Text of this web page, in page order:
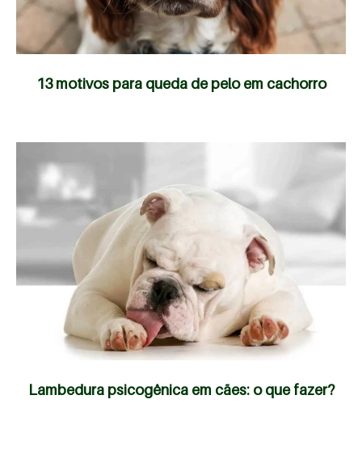
13 motivos para queda de pelo em cachorro
Lambedura psicogênica em cães: o que fazer?